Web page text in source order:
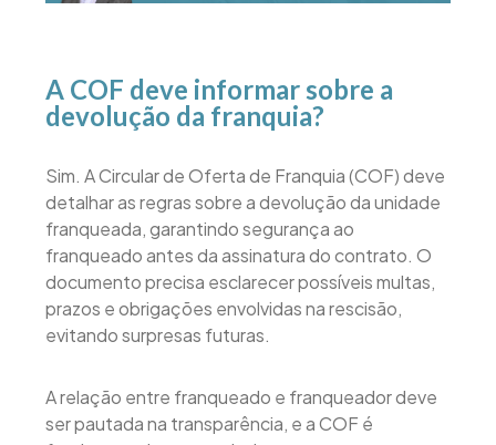
A COF deve informar sobre a
devolução da franquia?
Sim. A Circular de Oferta de Franquia (COF) deve
detalhar as regras sobre a devolução da unidade
franqueada, garantindo segurança ao
franqueado antes da assinatura do contrato. O
documento precisa esclarecer possíveis multas,
prazos e obrigações envolvidas na rescisão,
evitando surpresas futuras.
A relação entre franqueado e franqueador deve
ser pautada na transparência, e a COF é